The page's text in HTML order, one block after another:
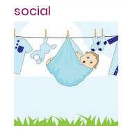
social